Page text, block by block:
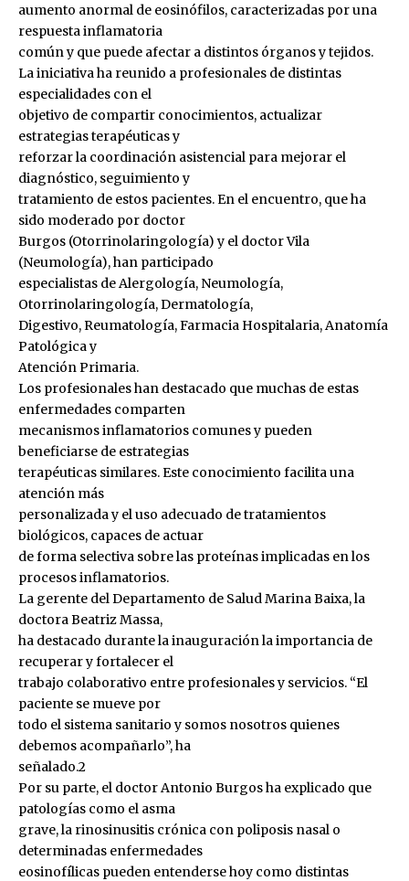
aumento anormal de eosinófilos, caracterizadas por una
respuesta inflamatoria
común y que puede afectar a distintos órganos y tejidos.
La iniciativa ha reunido a profesionales de distintas
especialidades con el
objetivo de compartir conocimientos, actualizar
estrategias terapéuticas y
reforzar la coordinación asistencial para mejorar el
diagnóstico, seguimiento y
tratamiento de estos pacientes. En el encuentro, que ha
sido moderado por doctor
Burgos (Otorrinolaringología) y el doctor Vila
(Neumología), han participado
especialistas de Alergología, Neumología,
Otorrinolaringología, Dermatología,
Digestivo, Reumatología, Farmacia Hospitalaria, Anatomía
Patológica y
Atención Primaria.
Los profesionales han destacado que muchas de estas
enfermedades comparten
mecanismos inflamatorios comunes y pueden
beneficiarse de estrategias
terapéuticas similares. Este conocimiento facilita una
atención más
personalizada y el uso adecuado de tratamientos
biológicos, capaces de actuar
de forma selectiva sobre las proteínas implicadas en los
procesos inflamatorios.
La gerente del Departamento de Salud Marina Baixa, la
doctora Beatriz Massa,
ha destacado durante la inauguración la importancia de
recuperar y fortalecer el
trabajo colaborativo entre profesionales y servicios. “El
paciente se mueve por
todo el sistema sanitario y somos nosotros quienes
debemos acompañarlo”, ha
señalado.2
Por su parte, el doctor Antonio Burgos ha explicado que
patologías como el asma
grave, la rinosinusitis crónica con poliposis nasal o
determinadas enfermedades
eosinofílicas pueden entenderse hoy como distintas